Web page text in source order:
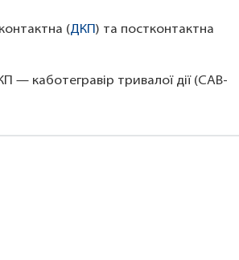
(ДКП) та постконтактна
— каботегравір тривалої дії (CAB-